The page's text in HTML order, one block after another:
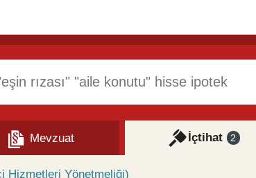
Mevzuat İçtihat 2
Hizmetleri Yönetmeliği)